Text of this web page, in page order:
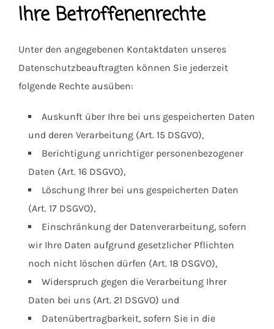
Ihre Betroffenenrechte
Unter den angegebenen Kontaktdaten unseres
Datenschutzbeauftragten können Sie jederzeit
folgende Rechte ausüben:
Auskunft über Ihre bei uns gespeicherten Daten
und deren Verarbeitung (Art. 15 DSGVO),
Berichtigung unrichtiger personenbezogener
Daten (Art. 16 DSGVO),
Löschung Ihrer bei uns gespeicherten Daten
(Art. 17 DSGVO),
Einschränkung der Datenverarbeitung, sofern
wir Ihre Daten aufgrund gesetzlicher Pflichten
noch nicht löschen dürfen (Art. 18 DSGVO),
Widerspruch gegen die Verarbeitung Ihrer
Daten bei uns (Art. 21 DSGVO) und
Datenübertragbarkeit, sofern Sie in die